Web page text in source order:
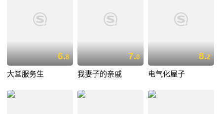
6.8
大堂服务生
7.0
我妻子的亲戚
8.2
电气化屋子